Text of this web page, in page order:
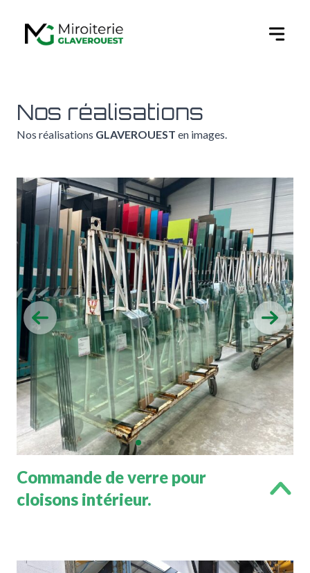
Nos réalisations
Nos réalisations GLAVEROUEST en images.
Commande de verre pour
cloisons intérieur.